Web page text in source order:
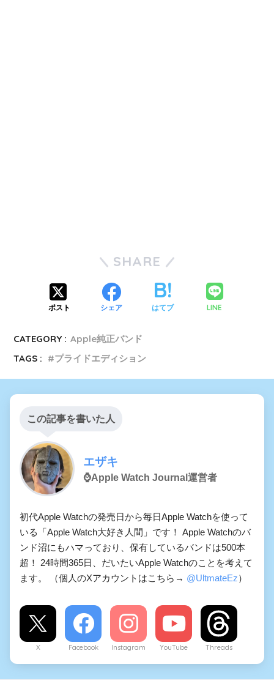
SHARE
ポスト シェア はてブ LINE
CATEGORY : Apple純正バンド
TAGS :
プライドエディション
この記事を書いた人
エザキ
⌚️Apple Watch Journal運営者
初代Apple Watchの発売日から毎日Apple Watchを使って
いる「Apple Watch大好き人間」です！ Apple Watchのバ
ンド沼にもハマっており、保有しているバンドは500本
超！ 24時間365日、だいたいApple Watchのことを考えて
ます。 （個人のXアカウントはこちら→ @UltmateEz）
X Facebook Instagram YouTube Threads